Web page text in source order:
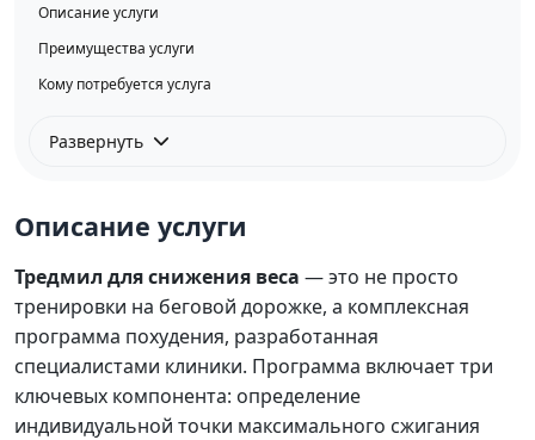
Описание услуги
Преимущества услуги
Кому потребуется услуга
Развернуть
Описание услуги
Тредмил для снижения веса — это не просто
тренировки на беговой дорожке, а комплексная
программа похудения, разработанная
специалистами клиники. Программа включает три
ключевых компонента: определение
индивидуальной точки максимального сжигания